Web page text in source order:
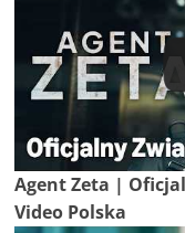
Agent Zeta |
Video Polska